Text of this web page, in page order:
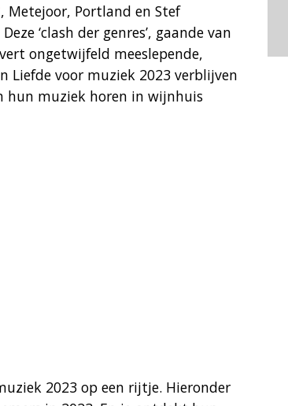
, Metejoor, Portland en Stef
‘clash der genres’, gaande van
ongetwijfeld meeslepende,
Liefde voor muziek 2023 verblijven
hun muziek horen in wijnhuis
2023 op een rijtje. Hieronder